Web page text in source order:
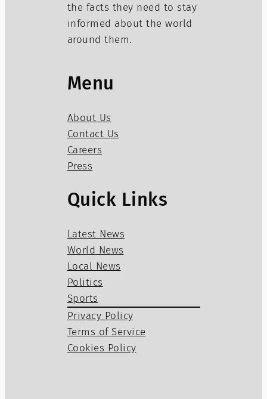
the facts they need to stay
informed about the world
around them.
Menu
About Us
Contact Us
Careers
Press
Quick Links
Latest News
World News
Local News
Politics
Sports
Privacy Policy
Terms of Service
Cookies Policy